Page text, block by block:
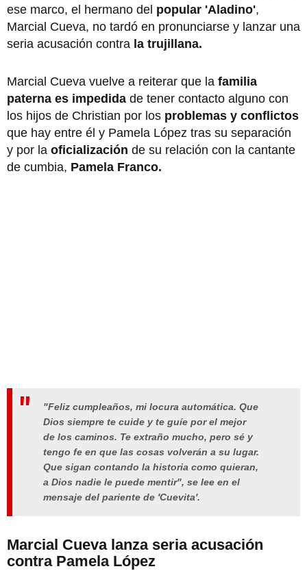
ese marco, el hermano del popular 'Aladino',
Marcial Cueva, no tardó en pronunciarse y lanzar una
seria acusación contra la trujillana.
Marcial Cueva vuelve a reiterar que la familia
paterna es impedida de tener contacto alguno con
los hijos de Christian por los problemas y conflictos
que hay entre él y Pamela López tras su separación
y por la oficialización de su relación con la cantante
de cumbia, Pamela Franco.
"Feliz cumpleaños, mi locura automática. Que
Dios siempre te cuide y te guíe por el mejor
de los caminos. Te extraño mucho, pero sé y
tengo fe en que las cosas volverán a su lugar.
Que sigan contando la historia como quieran,
a Dios nadie le puede mentir", se lee en el
mensaje del pariente de 'Cuevita'.
Marcial Cueva lanza seria acusación
contra Pamela López